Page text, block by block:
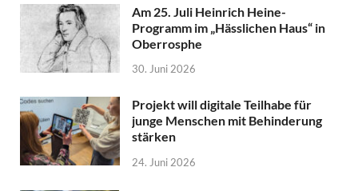
Am 25. Juli Heinrich Heine-
Programm im „Hässlichen Haus“ in
Oberrosphe
30. Juni 2026
Projekt will digitale Teilhabe für
junge Menschen mit Behinderung
stärken
24. Juni 2026